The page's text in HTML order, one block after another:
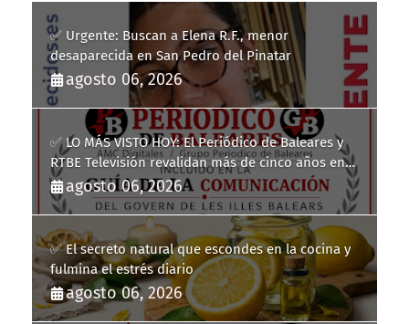
✅ Urgente: Buscan a Elena R.F., menor
desaparecida en San Pedro del Pinatar
agosto 06, 2026
✅ LO MÁS VISTO HOY: El Periódico de Baleares y
RTBE Televisión revalidan más de cinco años en
la Guía de la Comunicación del Govern de les Illes
Balears
agosto 06, 2026
✅ El secreto natural que escondes en la cocina y
fulmina el estrés diario
agosto 06, 2026